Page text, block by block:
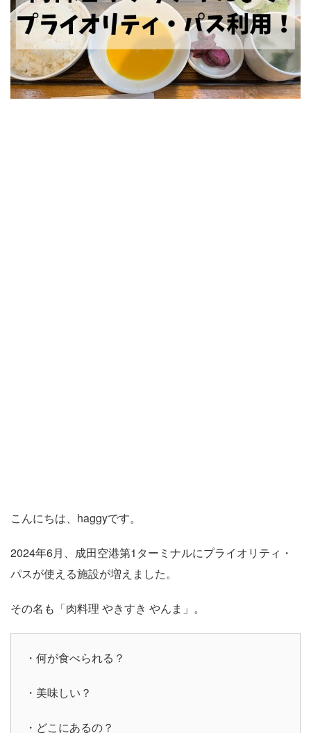
こんにちは、haggyです。
2024年6月、成田空港第1ターミナルにプライオリティ・
パスが使える施設が増えました。
その名も「肉料理 やきすき やんま」。
・何が食べられる？
・美味しい？
・どこにあるの？